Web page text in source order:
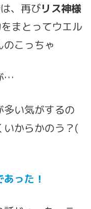
、再びリス神様
まとってウエル
こっちゃ
…
多い気がするの
いからかのう？(
った！